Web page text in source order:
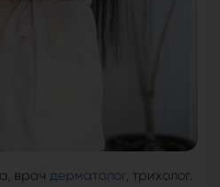
врач дерматолог, трихолог.